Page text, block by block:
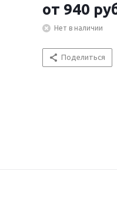
от 940
Нет в наличии
Поделиться